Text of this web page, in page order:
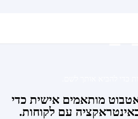
מותאמים אישית כדי
עם לקוחות.